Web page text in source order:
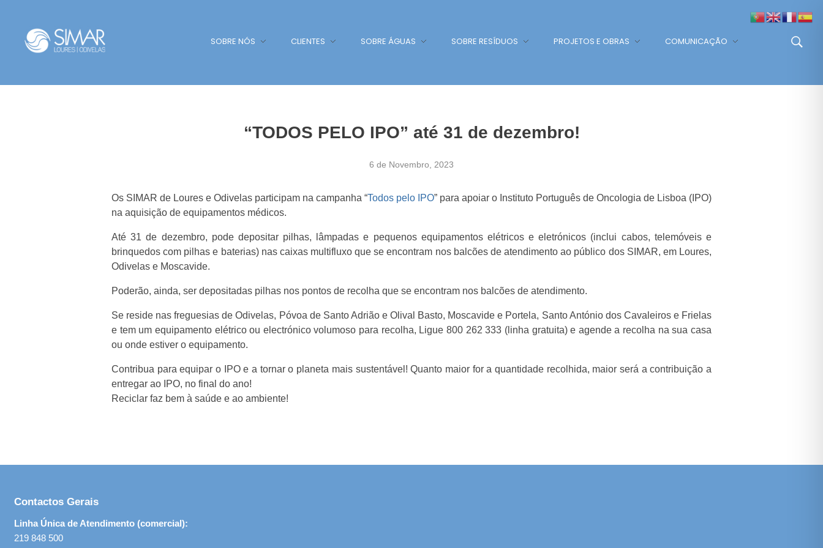
SOBRE NÓS CLIENTES SOBRE ÁGUAS SOBRE RESÍDUOS PROJETOS E OBRAS COMUNICAÇÃO
“TODOS PELO IPO” até 31 de dezembro!
6 de Novembro, 2023
Os SIMAR de Loures e Odivelas participam na campanha “Todos pelo IPO” para apoiar o Instituto Português de Oncologia de Lisboa (IPO)
na aquisição de equipamentos médicos.
Até 31 de dezembro, pode depositar pilhas, lâmpadas e pequenos equipamentos elétricos e eletrónicos (inclui cabos, telemóveis e
brinquedos com pilhas e baterias) nas caixas multifluxo que se encontram nos balcões de atendimento ao público dos SIMAR, em Loures,
Odivelas e Moscavide.
Poderão, ainda, ser depositadas pilhas nos pontos de recolha que se encontram nos balcões de atendimento.
Se reside nas freguesias de Odivelas, Póvoa de Santo Adrião e Olival Basto, Moscavide e Portela, Santo António dos Cavaleiros e Frielas
e tem um equipamento elétrico ou electrónico volumoso para recolha, Ligue 800 262 333 (linha gratuita) e agende a recolha na sua casa
ou onde estiver o equipamento.
Contribua para equipar o IPO e a tornar o planeta mais sustentável! Quanto maior for a quantidade recolhida, maior será a contribuição a
entregar ao IPO, no final do ano!
Reciclar faz bem à saúde e ao ambiente!
Contactos Gerais
Linha Única de Atendimento (comercial):
219 848 500